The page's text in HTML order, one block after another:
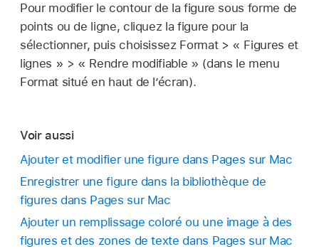
Pour modifier le contour de la figure sous forme de
points ou de ligne, cliquez la figure pour la
sélectionner, puis choisissez Format > « Figures et
lignes » > « Rendre modifiable » (dans le menu
Format situé en haut de l’écran).
Voir aussi
Ajouter et modifier une figure dans Pages sur Mac
Enregistrer une figure dans la bibliothèque de
figures dans Pages sur Mac
Ajouter un remplissage coloré ou une image à des
figures et des zones de texte dans Pages sur Mac